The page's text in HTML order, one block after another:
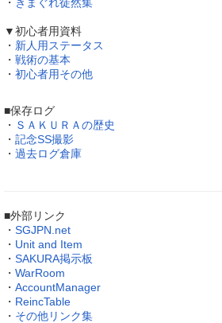
▼初心者用資料
・ 新人用ステータス
・ 戦術の基本
・ 初心者用その他
■保存ログ
・ ＳＡＫＵＲＡの歴史
・ 記念SS撮影
・ 過去ログ倉庫
■外部リンク
・ SGJPN.net
・ Unit and Item
・ SAKURA掲示板
・ WarRoom
・ AccountManager
・ ReincTable
・ その他リンク集